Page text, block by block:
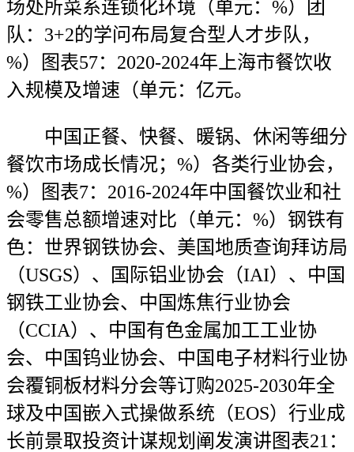
场处所菜系连锁化环境（单元：%）团
队：3+2的学问布局复合型人才步队，
%）图表57：2020-2024年上海市餐饮收
入规模及增速（单元：亿元。
中国正餐、快餐、暖锅、休闲等细分
餐饮市场成长情况；%）各类行业协会，
%）图表7：2016-2024年中国餐饮业和社
会零售总额增速对比（单元：%）钢铁有
色：世界钢铁协会、美国地质查询拜访局
（USGS）、国际铝业协会（IAI）、中国
钢铁工业协会、中国炼焦行业协会
（CCIA）、中国有色金属加工工业协
会、中国钨业协会、中国电子材料行业协
会覆铜板材料分会等订购2025-2030年全
球及中国嵌入式操做系统（EOS）行业成
长前景取投资计谋规划阐发演讲图表21：